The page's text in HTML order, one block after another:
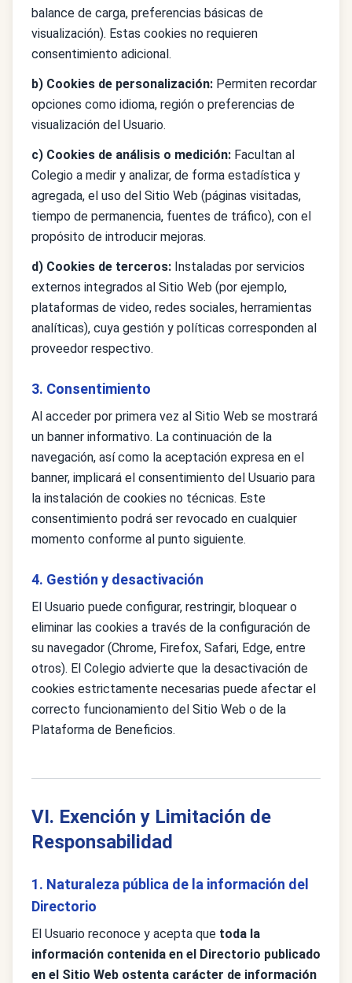
balance de carga, preferencias básicas de
visualización). Estas cookies no requieren
consentimiento adicional.
b) Cookies de personalización: Permiten recordar
opciones como idioma, región o preferencias de
visualización del Usuario.
c) Cookies de análisis o medición: Facultan al
Colegio a medir y analizar, de forma estadística y
agregada, el uso del Sitio Web (páginas visitadas,
tiempo de permanencia, fuentes de tráfico), con el
propósito de introducir mejoras.
d) Cookies de terceros: Instaladas por servicios
externos integrados al Sitio Web (por ejemplo,
plataformas de video, redes sociales, herramientas
analíticas), cuya gestión y políticas corresponden al
proveedor respectivo.
3. Consentimiento
Al acceder por primera vez al Sitio Web se mostrará
un banner informativo. La continuación de la
navegación, así como la aceptación expresa en el
banner, implicará el consentimiento del Usuario para
la instalación de cookies no técnicas. Este
consentimiento podrá ser revocado en cualquier
momento conforme al punto siguiente.
4. Gestión y desactivación
El Usuario puede configurar, restringir, bloquear o
eliminar las cookies a través de la configuración de
su navegador (Chrome, Firefox, Safari, Edge, entre
otros). El Colegio advierte que la desactivación de
cookies estrictamente necesarias puede afectar el
correcto funcionamiento del Sitio Web o de la
Plataforma de Beneficios.
VI. Exención y Limitación de
Responsabilidad
1. Naturaleza pública de la información del
Directorio
El Usuario reconoce y acepta que toda la
información contenida en el Directorio publicado
en el Sitio Web ostenta carácter de información